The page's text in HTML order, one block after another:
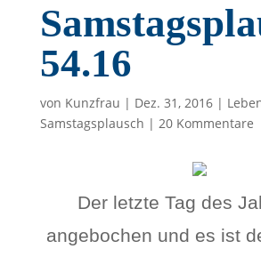
54.16
von Kunzfrau | Dez. 31, 2016|
Samstagsplausch | 20 Kommentare
Der letzte Tag des
angebochen und es ist